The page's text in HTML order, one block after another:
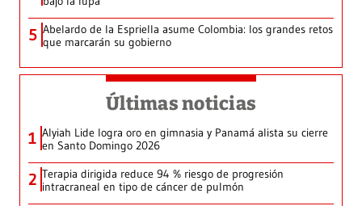
5 Abelardo de la Espriella asume Colombia: los grandes retos
que marcarán su gobierno
Últimas noticias
1 Alyiah Lide logra oro en gimnasia y Panamá alista su cierre
en Santo Domingo 2026
2 Terapia dirigida reduce 94 % riesgo de progresión
intracraneal en tipo de cáncer de pulmón